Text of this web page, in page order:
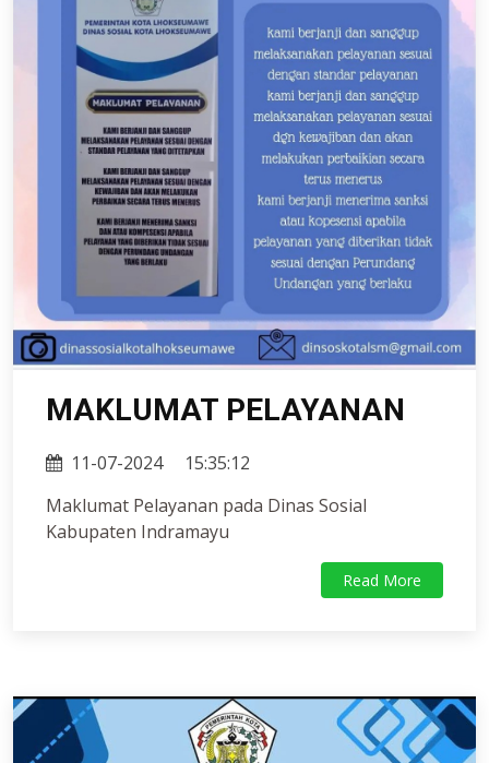
MAKLUMAT PELAYANAN
11-07-2024
15:35:12
Maklumat Pelayanan pada Dinas Sosial
Kabupaten Indramayu
Read More